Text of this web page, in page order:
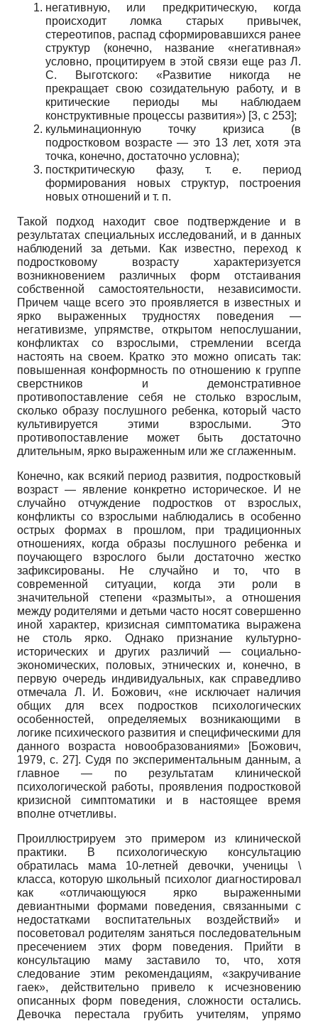
негативную, или предкритическую, когда
происходит ломка старых привычек,
стереотипов, распад сформировавшихся ранее
структур (конечно, название «негативная»
условно, процитируем в этой связи еще раз Л.
С. Выготского: «Развитие никогда не
прекращает свою созидательную работу, и в
критические периоды мы наблюдаем
конструктивные процессы развития») [3, с 253];
кульминационную точку кризиса (в
подростковом возрасте — это 13 лет, хотя эта
точка, конечно, достаточно условна);
посткритическую фазу, т. е. период
формирования новых структур, построения
новых отношений и т. п.
Такой подход находит свое подтверждение и в
результатах специальных исследований, и в данных
наблюдений за детьми. Как известно, переход к
подростковому возрасту характеризуется
возникновением различных форм отстаивания
собственной самостоятельности, независимости.
Причем чаще всего это проявляется в известных и
ярко выраженных трудностях поведения —
негативизме, упрямстве, открытом непослушании,
конфликтах со взрослыми, стремлении всегда
настоять на своем. Кратко это можно описать так:
повышенная конформность по отношению к группе
сверстников и демонстративное
противопоставление себя не столько взрослым,
сколько образу послушного ребенка, который часто
культивируется этими взрослыми. Это
противопоставление может быть достаточно
длительным, ярко выраженным или же сглаженным.
Конечно, как всякий период развития, подростковый
возраст — явление конкретно историческое. И не
случайно отчуждение подростков от взрослых,
конфликты со взрослыми наблюдались в особенно
острых формах в прошлом, при традиционных
отношениях, когда образы послушного ребенка и
поучающего взрослого были достаточно жестко
зафиксированы. Не случайно и то, что в
современной ситуации, когда эти роли в
значительной степени «размыты», а отношения
между родителями и детьми часто носят совершенно
иной характер, кризисная симптоматика выражена
не столь ярко. Однако признание культурно-
исторических и других различий — социально-
экономических, половых, этнических и, конечно, в
первую очередь индивидуальных, как справедливо
отмечала Л. И. Божович, «не исключает наличия
общих для всех подростков психологических
особенностей, определяемых возникающими в
логике психического развития и специфическими для
данного возраста новообразованиями»
[Божович,
1979, с. 27]. Судя по экспериментальным данным, а
главное — по результатам клинической
психологической работы, проявления подростковой
кризисной симптоматики и в настоящее время
вполне отчетливы.
Проиллюстрируем это примером из клинической
практики. В психологическую консультацию
обратилась мама 10-летней девочки, ученицы \
класса, которую школьный психолог диагностировал
как «отличающуюся ярко выраженными
девиантными формами поведения, связанными с
недостатками воспитательных воздействий» и
посоветовал родителям заняться последовательным
пресечением этих форм поведения. Прийти в
консультацию маму заставило то, что, хотя
следование этим рекомендациям, «закручивание
гаек», действительно привело к исчезновению
описанных форм поведения, сложности остались.
Девочка перестала грубить учителям, упрямо